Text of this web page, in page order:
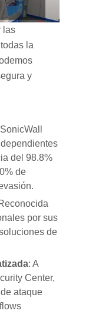
las
la
y
del 98.8%
de
por sus
de
: A
Center,
ataque